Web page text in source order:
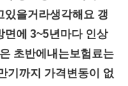
있을거라생각해요 갱
면에 3~5년마다 인상
초반에내는보험료는
기까지 가격변동이 없